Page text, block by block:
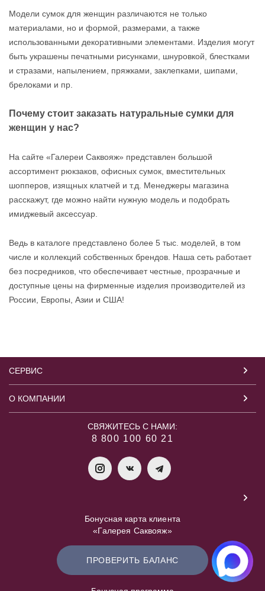
Модели сумок для женщин различаются не только
материалами, но и формой, размерами, а также
использованными декоративными элементами. Изделия могут
быть украшены печатными рисунками, шнуровкой, блестками
и стразами, напылением, пряжками, заклепками, шипами,
брелоками и пр.
Почему стоит заказать натуральные сумки для
женщин у нас?
На сайте «Галереи Саквояж» представлен большой
ассортимент рюкзаков, офисных сумок, вместительных
шопперов, изящных клатчей и т.д. Менеджеры магазина
расскажут, где можно найти нужную модель и подобрать
имиджевый аксессуар.
Ведь в каталоге представлено более 5 тыс. моделей, в том
числе и коллекций собственных брендов. Наша сеть работает
без посредников, что обеспечивает честные, прозрачные и
доступные цены на фирменные изделия производителей из
России, Европы, Азии и США!
СЕРВИС
О КОМПАНИИ
СВЯЖИТЕСЬ С НАМИ:
8 800 100 60 21
Бонусная карта клиента
«Галерея Саквояж»
ПРОВЕРИТЬ БАЛАНС